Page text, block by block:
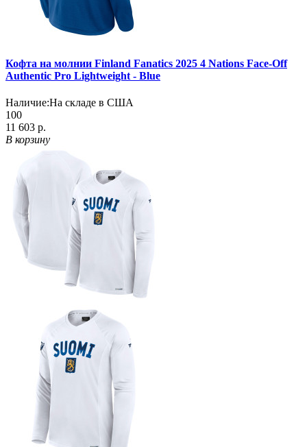
Кофта на молнии Finland Fanatics 2025 4 Nations Face-Off
Authentic Pro Lightweight - Blue
Наличие:На складе в США
100
11 603 р.
В корзину